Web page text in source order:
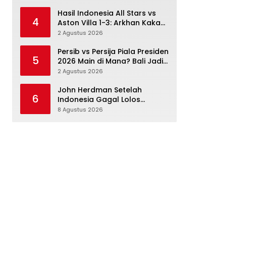
4
Hasil Indonesia All Stars vs
Aston Villa 1-3: Arkhan Kaka
Balas, Villa Tetap Terlalu Rapi
2 Agustus 2026
5
Persib vs Persija Piala Presiden
2026 Main di Mana? Bali Jadi
Venue Semifinal, Ritmenya
2 Agustus 2026
6
John Herdman Setelah
Indonesia Gagal Lolos
Semifinal Piala AFF 2026:
8 Agustus 2026